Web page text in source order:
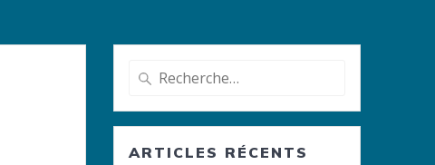
Recherche
:
ARTICLES RÉCENTS